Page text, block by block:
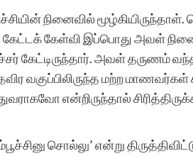
நினைவில்
கேட்டக் கேள்வி இப்பொது அவள்
கேட்டிருந்தார். அவள் தருணம்
வகுப்பிலிருந்த மற்ற
என்றிருந்தால்
சொல்லு’ என்று